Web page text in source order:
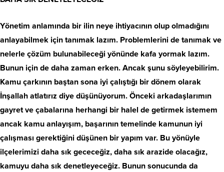
Yönetim anlamında bir ilin neye ihtiyacının olup olmadığını
anlayabilmek için tanımak lazım. Problemlerini de tanımak ve
nelerle çözüm bulunabileceği yönünde kafa yormak lazım.
Bunun için de daha zaman erken. Ancak şunu söyleyebilirim.
Kamu çarkının baştan sona iyi çalıştığı bir dönem olarak
İnşallah atlatırız diye düşünüyorum. Önceki arkadaşlarımın
gayret ve çabalarına herhangi bir halel de getirmek istemem
ancak kamu anlayışım, başarının temelinde kamunun iyi
çalışması gerektiğini düşünen bir yapım var. Bu yönüyle
ilçelerimizi daha sık gececeğiz, daha sık arazide olacağız,
kamuyu daha sık denetleyeceğiz. Bunun sonucunda da